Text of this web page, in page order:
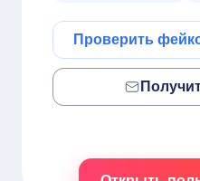
Проверить